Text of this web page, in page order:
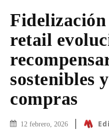
retail
sostenibles
compras
12 febrero, 2026